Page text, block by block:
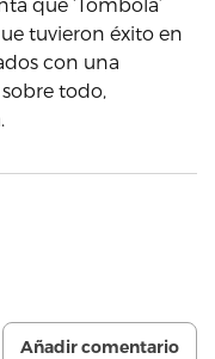
tuvieron éxito en
con una
todo,
Añadir comentario